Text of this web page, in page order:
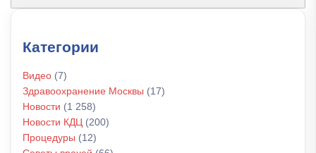
Категории
Видео (7)
Здравоохранение Москвы (17)
Новости (1 258)
Новости КДЦ (200)
Процедуры (12)